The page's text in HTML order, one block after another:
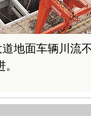
地面车辆川流